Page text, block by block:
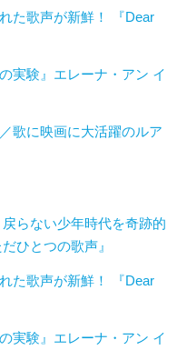
た歌声が新鮮！ 『Dear
実験』エレーナ・アン イ
歌に映画に大活躍のルア
らない少年時代を奇跡的
ひとつの歌声』
た歌声が新鮮！ 『Dear
実験』エレーナ・アン イ